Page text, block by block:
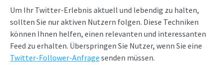
Um Ihr Twitter-Erlebnis aktuell und lebendig zu halten,
sollten Sie nur aktiven Nutzern folgen. Diese Techniken
können Ihnen helfen, einen relevanten und interessanten
Feed zu erhalten. Überspringen Sie Nutzer, wenn Sie eine
Twitter-Follower-Anfrage senden müssen.